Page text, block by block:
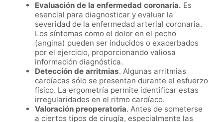
Evaluación de la enfermedad coronaria. Es
esencial para diagnosticar y evaluar la
severidad de la enfermedad arterial coronaria.
Los síntomas como el dolor en el pecho
(angina) pueden ser inducidos o exacerbados
por el ejercicio, proporcionando valiosa
información diagnóstica.
Detección de arritmias. Algunas arritmias
cardíacas sólo se presentan durante el esfuerzo
físico. La ergometría permite identificar estas
irregularidades en el ritmo cardíaco.
Valoración preoperatoria. Antes de someterse
a ciertos tipos de cirugía, especialmente las